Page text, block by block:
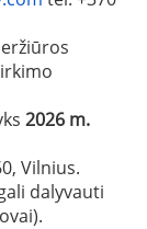
2026 m.
Vilnius.
dalyvauti